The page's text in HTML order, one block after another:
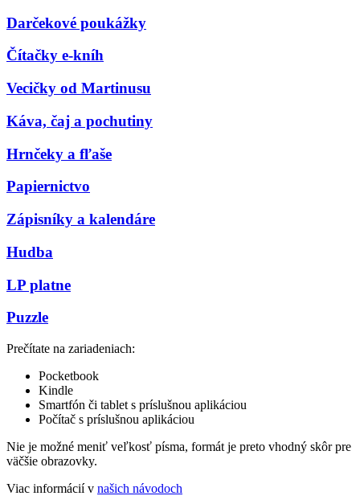
Darčekové poukážky
Čítačky e-kníh
Vecičky od Martinusu
Káva, čaj a pochutiny
Hrnčeky a fľaše
Papiernictvo
Zápisníky a kalendáre
Hudba
LP platne
Puzzle
Prečítate na zariadeniach:
Pocketbook
Kindle
Smartfón či tablet s príslušnou aplikáciou
Počítač s príslušnou aplikáciou
Nie je možné meniť veľkosť písma, formát je preto vhodný skôr pre
väčšie obrazovky.
Viac informácií v našich návodoch